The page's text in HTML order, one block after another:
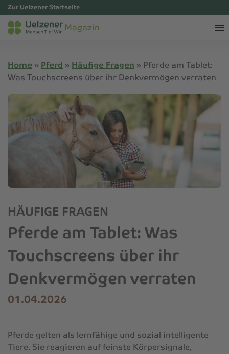
Zur Uelzener Startseite
Magazin
Home » Pferd » Häufige Fragen » Pferde am Tablet:
Was Touchscreens über ihr Denkvermögen verraten
HÄUFIGE FRAGEN
Pferde am Tablet: Was
Touchscreens über ihr
Denkvermögen verraten
01.04.2026
Pferde gelten als lernfähige und sozial intelligente
Tiere. Sie reagieren auf feinste Körpersignale,